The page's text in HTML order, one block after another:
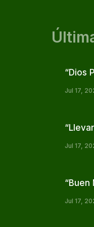
“Dios
Jul 17,
Jul 17,
“Buen
Jul 17,